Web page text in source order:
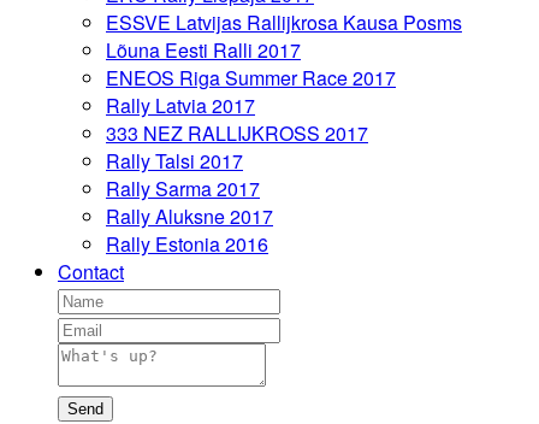
ESSVE Latvijas Rallijkrosa Kausa Posms
Lõuna Eesti Ralli 2017
ENEOS Riga Summer Race 2017
Rally Latvia 2017
333 NEZ RALLIJKROSS 2017
Rally Talsi 2017
Rally Sarma 2017
Rally Aluksne 2017
Rally Estonia 2016
Contact
Send